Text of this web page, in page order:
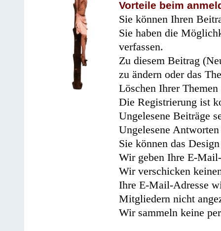
Vorteile beim
Sie können Ihren
Sie haben die
verfassen.
Zu diesem Beitrag
zu ändern oder das
Löschen Ihrer
Die Registrierung ist
Ungelesene Beiträge
Ungelesene
Sie können das
Wir geben Ihre E-
Wir verschicken
Ihre E-Mail-Adresse
Mitgliedern nicht
Wir sammeln keine